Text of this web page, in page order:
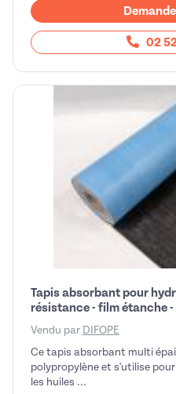
02
Tapis absorbant pour
résistance - film étanche
Vendu par DIFOPE
Ce tapis absorbant multi
polypropylène et s'utilise
les huiles ...